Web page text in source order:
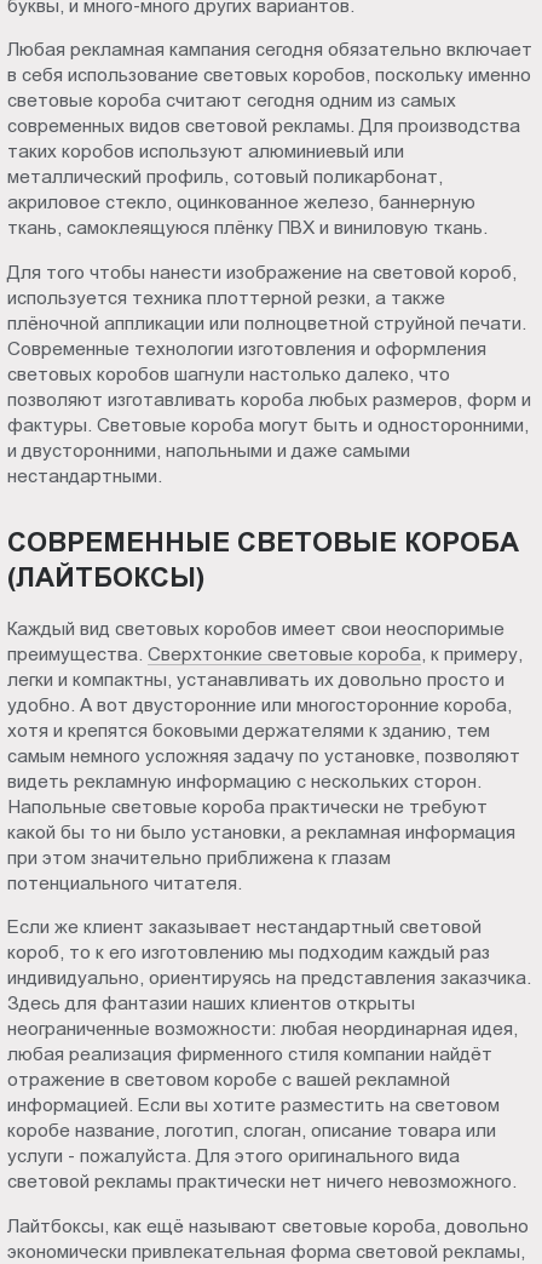
буквы, и много-много других вариантов.
Любая рекламная кампания сегодня обязательно включает
в себя использование световых коробов, поскольку именно
световые короба считают сегодня одним из самых
современных видов световой рекламы. Для производства
таких коробов используют алюминиевый или
металлический профиль, сотовый поликарбонат,
акриловое стекло, оцинкованное железо, баннерную
ткань, самоклеящуюся плёнку ПВХ и виниловую ткань.
Для того чтобы нанести изображение на световой короб,
используется техника плоттерной резки, а также
плёночной аппликации или полноцветной струйной печати.
Современные технологии изготовления и оформления
световых коробов шагнули настолько далеко, что
позволяют изготавливать короба любых размеров, форм и
фактуры. Световые короба могут быть и односторонними,
и двусторонними, напольными и даже самыми
нестандартными.
СОВРЕМЕННЫЕ СВЕТОВЫЕ КОРОБА
(ЛАЙТБОКСЫ)
Каждый вид световых коробов имеет свои неоспоримые
преимущества.Сверхтонкие световые короба , к примеру,
легки и компактны, устанавливать их довольно просто и
удобно. А вот двусторонние или многосторонние короба,
хотя и крепятся боковыми держателями к зданию, тем
самым немного усложняя задачу по установке, позволяют
видеть рекламную информацию с нескольких сторон.
Напольные световые короба практически не требуют
какой бы то ни было установки, а рекламная информация
при этом значительно приближена к глазам
потенциального читателя.
Если же клиент заказывает нестандартный световой
короб, то к его изготовлению мы подходим каждый раз
индивидуально, ориентируясь на представления заказчика.
Здесь для фантазии наших клиентов открыты
неограниченные возможности: любая неординарная идея,
любая реализация фирменного стиля компании найдёт
отражение в световом коробе с вашей рекламной
информацией. Если вы хотите разместить на световом
коробе название, логотип, слоган, описание товара или
услуги - пожалуйста. Для этого оригинального вида
световой рекламы практически нет ничего невозможного.
Лайтбоксы, как ещё называют световые короба, довольно
экономически привлекательная форма световой рекламы,
Пт.:
9.00-
18.00
Сб.,
Вс.:
выходной